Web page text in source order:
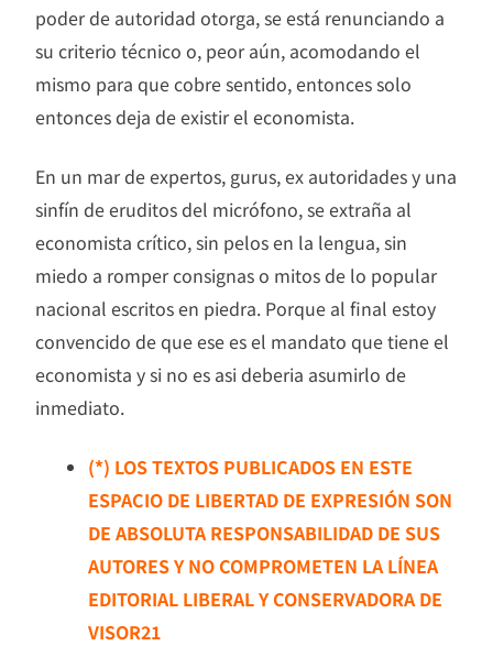
poder de autoridad otorga, se está renunciando a
su criterio técnico o, peor aún, acomodando el
mismo para que cobre sentido, entonces solo
entonces deja de existir el economista.
En un mar de expertos, gurus, ex autoridades y una
sinfín de eruditos del micrófono, se extraña al
economista crítico, sin pelos en la lengua, sin
miedo a romper consignas o mitos de lo popular
nacional escritos en piedra. Porque al final estoy
convencido de que ese es el mandato que tiene el
economista y si no es asi deberia asumirlo de
inmediato.
(*) LOS TEXTOS PUBLICADOS EN ESTE
ESPACIO DE LIBERTAD DE EXPRESIÓN SON
DE ABSOLUTA RESPONSABILIDAD DE SUS
AUTORES Y NO COMPROMETEN LA LÍNEA
EDITORIAL LIBERAL Y CONSERVADORA DE
VISOR21